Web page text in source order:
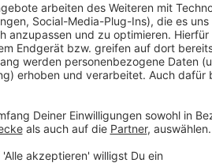
Vom Paul-Klee Gymnasium in
Oberstufe gibt es die
Die IGP (Bergisch Gladbach-
einer Exkursion nach Köln. Sie
Das Aggertal-Gymnasium
innerhalb des Fachunterrichts.